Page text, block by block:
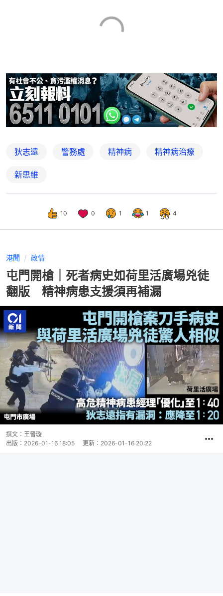
狄志遠 警務處 精神病 精神病治療
新思維
10 0 1 1 4
港聞 政情
屯門開槍｜死者病史如荷里活廣場兇徒
翻版 精神病患支援須再補漏
撰文： 王晉璇
出版： 2026-01-16 18:05 更新： 2026-01-16 20:22